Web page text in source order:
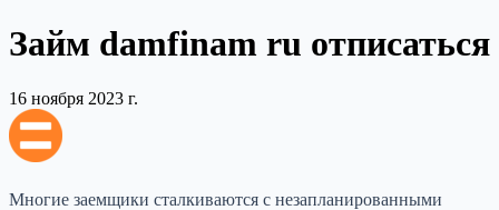
Займ damfinam ru отписаться
16 ноября 2023 г.
Многие заемщики сталкиваются с незапланированными